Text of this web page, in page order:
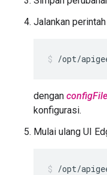
Jalankan
/opt/
dengan configFile
konfigurasi.
Mulai ulang UI
/opt/